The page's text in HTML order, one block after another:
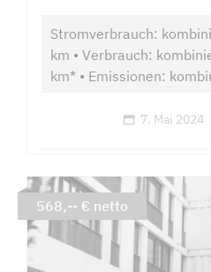
Stromverbrauch:
km • Verbrauch:
km* • Emissionen:
7. Mai 2024
568,-- € netto